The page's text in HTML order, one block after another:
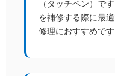
（タッチペン）で
を補修する際に最
修理におすすめです